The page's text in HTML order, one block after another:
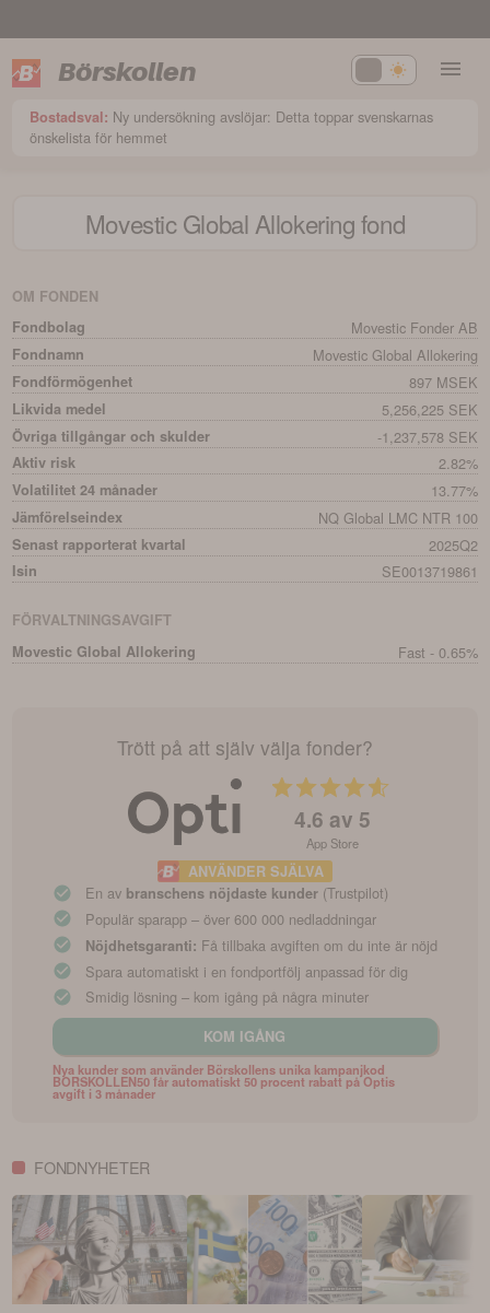
Börskollen
Bostadsval: Ny undersökning avslöjar: Detta toppar svenskarnas
önskelista för hemmet
Movestic Global Allokeringfond
OM FONDEN
Fondbolag
Movestic Fonder AB
Fondnamn Movestic Global Allokering
Fondförmögenhet 897 MSEK
Likvida medel 5,256,225 SEK
Övriga tillgångar och skulder -1,237,578 SEK
Aktiv risk 2.82%
Volatilitet 24 månader 13.77%
Jämförelseindex NQ Global LMC NTR 100
Senast rapporterat kvartal 2025Q2
Isin SE0013719861
FÖRVALTNINGSAVGIFT
Movestic Global Allokering
Fast - 0.65%
Trött på att själv välja fonder?
4.6 av 5
App Store
ANVÄNDER SJÄLVA
En av branschens nöjdaste kunder (Trustpilot)
Populär sparapp – över 600 000 nedladdningar
Nöjdhetsgaranti: Få tillbaka avgiften om du inte är nöjd
Spara automatiskt i en fondportfölj anpassad för dig
Smidig lösning – kom igång på några minuter
KOM IGÅNG
Nya kunder som använder Börskollens unika kampanjkod
BORSKOLLEN50 får automatiskt 50 procent rabatt på Optis
avgift i 3 månader
FONDNYHETER